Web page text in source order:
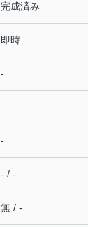
完成済み
即時
-
-
- / -
無 / -